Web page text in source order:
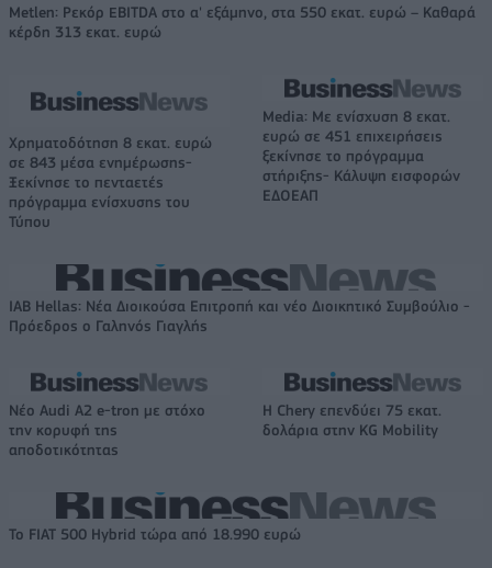
Metlen: Ρεκόρ EBITDA στο α' εξάμηνο, στα 550 εκατ. ευρώ – Καθαρά
κέρδη 313 εκατ. ευρώ
Χρηματοδότηση 8 εκατ. ευρώ
σε 843 μέσα ενημέρωσης-
Ξεκίνησε το πενταετές
πρόγραμμα ενίσχυσης του
Τύπου
Media: Με ενίσχυση 8 εκατ.
ευρώ σε 451 επιχειρήσεις
ξεκίνησε το πρόγραμμα
στήριξης- Κάλυψη εισφορών
ΕΔΟΕΑΠ
IAB Hellas: Νέα Διοικούσα Επιτροπή και νέο Διοικητικό Συμβούλιο -
Πρόεδρος ο Γαληνός Γιαγλής
Νέο Audi A2 e-tron με στόχο
την κορυφή της
αποδοτικότητας
Η Chery επενδύει 75 εκατ.
δολάρια στην KG Mobility
Το FIAT 500 Hybrid τώρα από 18.990 ευρώ